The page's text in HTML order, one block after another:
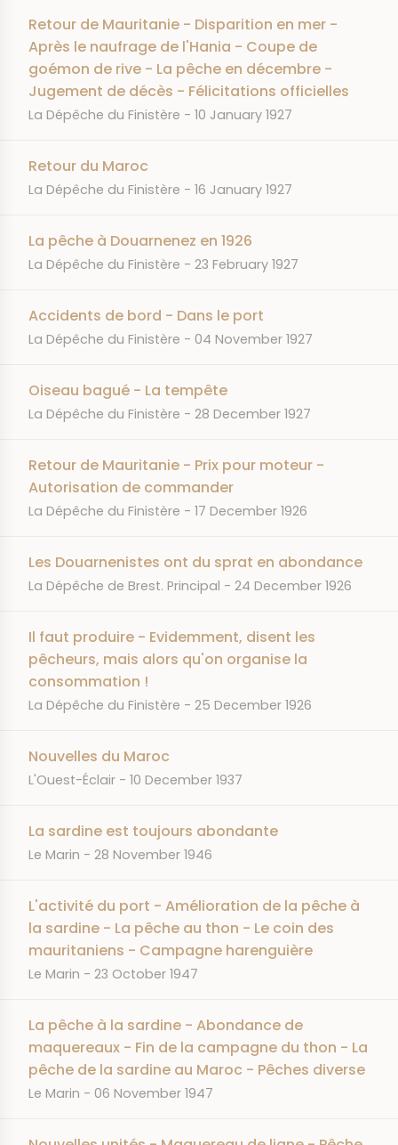
Retour de Mauritanie - Disparition en mer -
Après le naufrage de l'Hania - Coupe de
goémon de rive - La pêche en décembre -
Jugement de décès - Félicitations officielles
JOURNAL
La Dépêche du Finistère DATE
10 January 1927
Retour du Maroc
JOURNAL
La Dépêche du Finistère DATE
16 January 1927
La pêche à Douarnenez en 1926
JOURNAL
La Dépêche du Finistère DATE
23 February 1927
Accidents de bord - Dans le port
JOURNAL
La Dépêche du Finistère DATE
04 November 1927
Oiseau bagué - La tempête
JOURNAL
La Dépêche du Finistère DATE
28 December 1927
Retour de Mauritanie - Prix pour moteur -
Autorisation de commander
JOURNAL
La Dépêche du Finistère DATE
17 December 1926
Les Douarnenistes ont du sprat en abondance
JOURNAL
La Dépêche de Brest. Principal DATE
24 December 1926
Il faut produire - Evidemment, disent les
pêcheurs, mais alors qu'on organise la
consommation !
JOURNAL
La Dépêche du Finistère DATE
25 December 1926
Nouvelles du Maroc
JOURNAL
L'Ouest-Éclair DATE
10 December 1937
La sardine est toujours abondante
JOURNAL
Le Marin DATE
28 November 1946
L'activité du port - Amélioration de la pêche à
la sardine - La pêche au thon - Le coin des
mauritaniens - Campagne harenguière
JOURNAL
Le Marin DATE
23 October 1947
La pêche à la sardine - Abondance de
maquereaux - Fin de la campagne du thon - La
pêche de la sardine au Maroc - Pêches diverse
JOURNAL
Le Marin DATE
06 November 1947